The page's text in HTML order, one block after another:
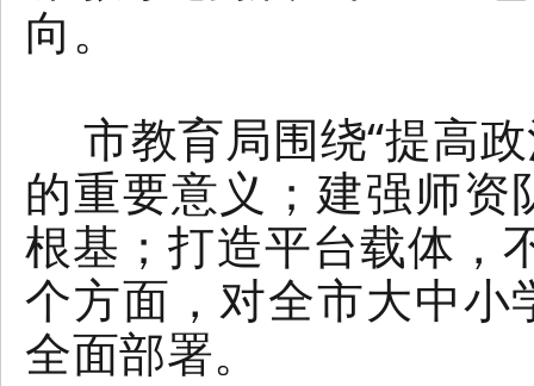
向。
市教育局围绕“提高
的重要意义；建强师
根基；打造平台载体，
个方面，对全市大中
全面部署。